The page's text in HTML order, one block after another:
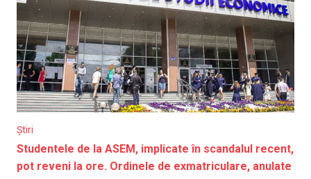
Știri
Studentele de la ASEM, implicate în scandalul recent,
pot reveni la ore. Ordinele de exmatriculare, anulate